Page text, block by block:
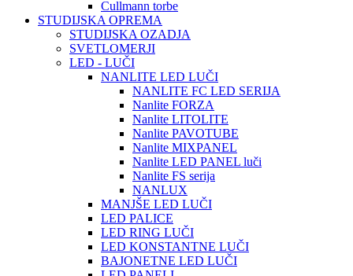
Cullmann torbe
STUDIJSKA OPREMA
STUDIJSKA OZADJA
SVETLOMERJI
LED - LUČI
NANLITE LED LUČI
NANLITE FC LED SERIJA
Nanlite FORZA
Nanlite LITOLITE
Nanlite PAVOTUBE
Nanlite MIXPANEL
Nanlite LED PANEL luči
Nanlite FS serija
NANLUX
MANJŠE LED LUČI
LED PALICE
LED RING LUČI
LED KONSTANTNE LUČI
BAJONETNE LED LUČI